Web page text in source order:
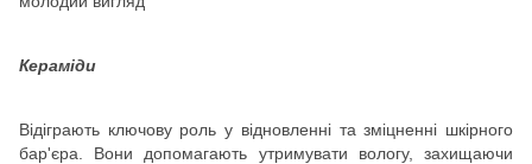
Кераміди
Відіграють ключову роль у відновленні та зміцненні шкірного
бар'єра. Вони допомагають утримувати вологу, захищаючи